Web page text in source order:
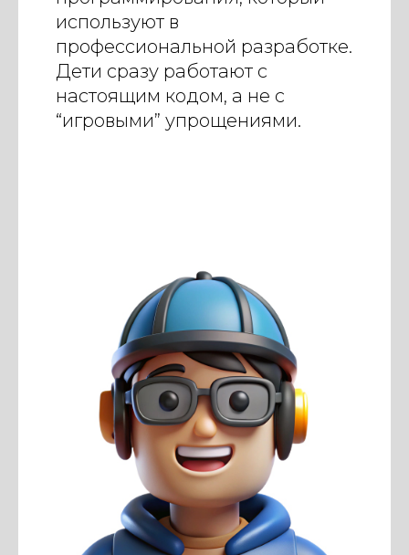
используют в
профессиональной разработке.
Дети сразу работают с
настоящим кодом, а не с
“игровыми” упрощениями.